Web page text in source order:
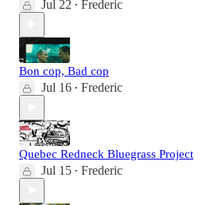
Jul 22 • Frederic
Bon cop, Bad cop
Jul 16 • Frederic
Quebec Redneck Bluegrass Project
Jul 15 • Frederic